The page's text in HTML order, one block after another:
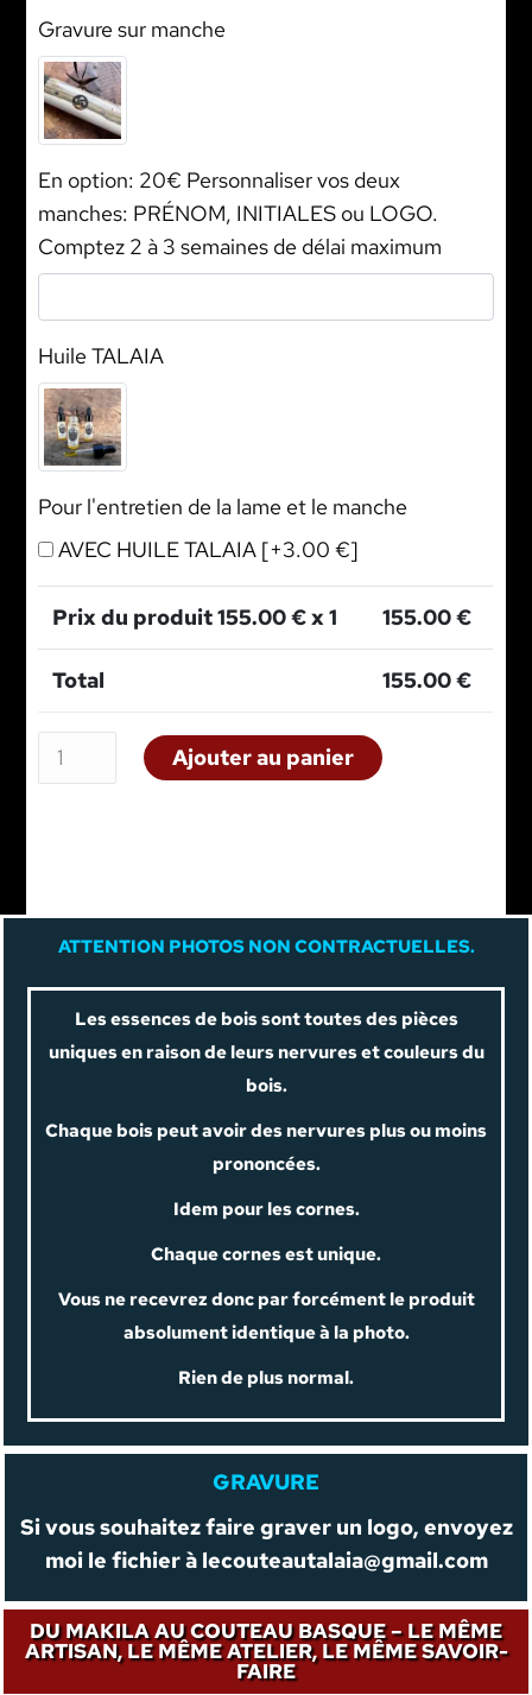
Gravure sur manche
En option: 20€ Personnaliser vos deux
manches: PRÉNOM, INITIALES ou LOGO.
Comptez 2 à 3 semaines de délai maximum
Huile TALAIA
Pour l'entretien de la lame et le manche
AVEC HUILE TALAIA [+3.00 €]
Prix du produit155.00€ x 1 155.00€
Total 155.00€
Ajouter au panier
ATTENTION PHOTOS NON CONTRACTUELLES.
Les essences de bois sont toutes des pièces
uniques en raison de leurs nervures et couleurs du
bois.
Chaque bois peut avoir des nervures plus ou moins
prononcées.
Idem pour les cornes.
Chaque cornes est unique.
Vous ne recevrez donc par forcément le produit
absolument identique à la photo.
Rien de plus normal.
GRAVURE
Si vous souhaitez faire graver un logo, envoyez
moi le fichier à lecouteautalaia@gmail.com
DU MAKILA AU COUTEAU BASQUE – LE MÊME
ARTISAN, LE MÊME ATELIER, LE MÊME SAVOIR-
FAIRE